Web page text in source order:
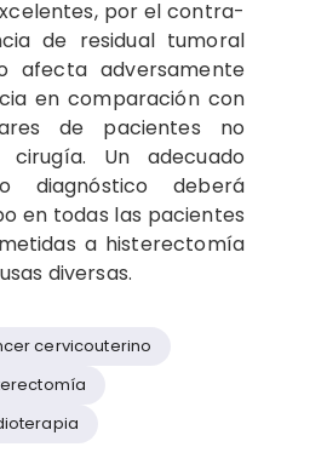
por el contra­
de residual tumoral
afecta adversamente
en comparación con
de pacientes no
cirugía. Un adecuado
diagnóstico deberá
en todas las pacientes
a histe­rectomía
diversas.
cervicouterino